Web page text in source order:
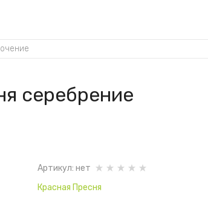
серебрение
Артикул: нет
Красная Пресня